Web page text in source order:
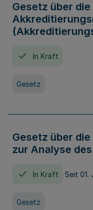
Gesetz über
In Kraft
Gesetz
Gesetz über
zur Analyse
In Kraft Seit 01.
Gesetz